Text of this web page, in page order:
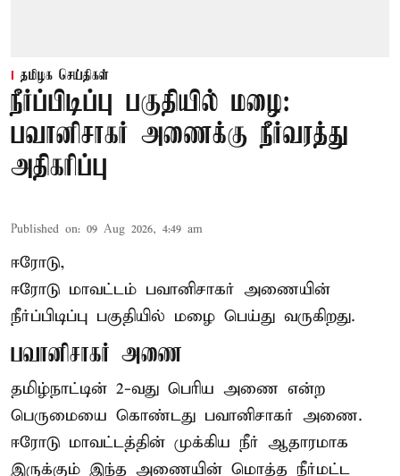
தமிழக செய்திகள்
நீர்ப்பிடிப்பு பகுதியில் மழை:
பவானிசாகர் அணைக்கு நீர்வரத்து
அதிகரிப்பு
Published on: 09 Aug 2026, 4:49 am
ஈரோடு,
ஈரோடு மாவட்டம் பவானிசாகர் அணையின்
நீர்ப்பிடிப்பு பகுதியில் மழை பெய்து வருகிறது.
பவானிசாகர் அணை
தமிழ்நாட்டின் 2-வது பெரிய அணை என்ற
பெருமையை கொண்டது பவானிசாகர் அணை.
ஈரோடு மாவட்டத்தின் முக்கிய நீர் ஆதாரமாக
இருக்கும் இந்த அணையின் மொத்த நீர்மட்ட